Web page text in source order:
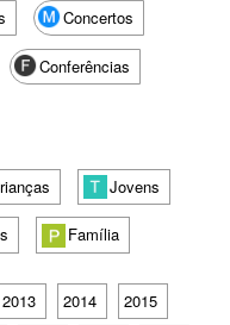
Concertos
Conferências
Jovens
Família
2013 2014
2015